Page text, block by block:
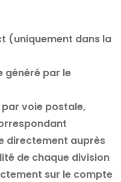
(uniquement dans la
généré par le
voie postale,
directement auprès
de chaque division
sur le compte